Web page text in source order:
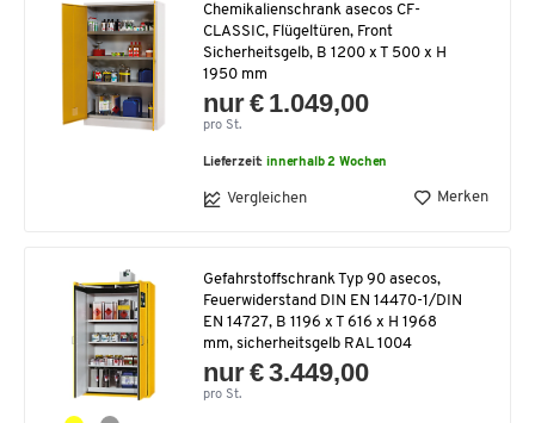
Chemikalienschrank asecos CF-
CLASSIC, Flügeltüren, Front
Sicherheitsgelb, B 1200 x T 500 x H
1950 mm
nur € 1.049,00
pro St.
Lieferzeit:innerhalb 2 Wochen
Vergleichen Merken
Gefahrstoffschrank Typ 90 asecos,
Feuerwiderstand DIN EN 14470-1/DIN
EN 14727, B 1196 x T 616 x H 1968
mm, sicherheitsgelb RAL 1004
nur € 3.449,00
pro St.